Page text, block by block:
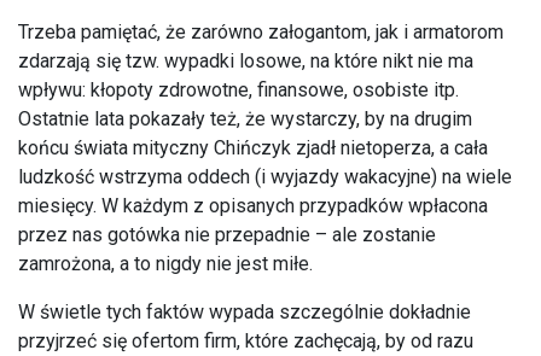
Trzeba pamiętać, że zarówno załogantom, jak i armatorom
zdarzają się tzw. wypadki losowe, na które nikt nie ma
wpływu: kłopoty zdrowotne, finansowe, osobiste itp.
Ostatnie lata pokazały też, że wystarczy, by na drugim
końcu świata mityczny Chińczyk zjadł nietoperza, a cała
ludzkość wstrzyma oddech (i wyjazdy wakacyjne) na wiele
miesięcy. W każdym z opisanych przypadków wpłacona
przez nas gotówka nie przepadnie – ale zostanie
zamrożona, a to nigdy nie jest miłe.
W świetle tych faktów wypada szczególnie dokładnie
przyjrzeć się ofertom firm, które zachęcają, by od razu